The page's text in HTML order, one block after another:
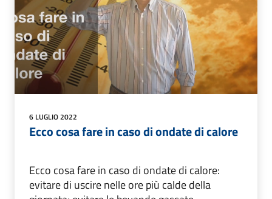
6 LUGLIO 2022
Ecco cosa fare in caso di ondate di calore
Ecco cosa fare in caso di ondate di calore:
evitare di uscire nelle ore più calde della